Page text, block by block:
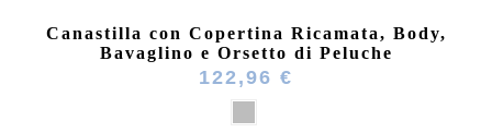
Canastilla con Copertina Ricamata, Body,
Bavaglino e Orsetto di Peluche
122,96 €